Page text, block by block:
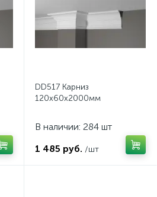
DD517 Карниз
120х60х2000мм
В наличии: 284 шт
1 485 руб. /шт